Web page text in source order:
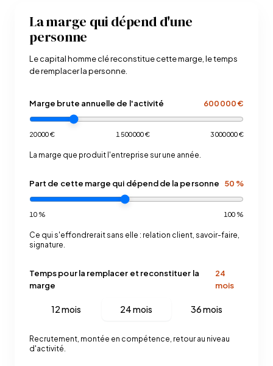
La marge qui dépend d'une
personne
Le capital homme clé reconstitue cette marge, le temps
de remplacer la personne.
Marge brute annuelle de l'activité 600 000 €
20 000 € 1 500 000 € 3 000 000 €
La marge que produit l'entreprise sur une année.
Part de cette marge qui dépend de la personne 50 %
10 % 100 %
Ce qui s'effondrerait sans elle : relation client, savoir-faire,
signature.
Temps pour la remplacer et reconstituer la
marge
24
mois
12 mois 24 mois 36 mois
Recrutement, montée en compétence, retour au niveau
d'activité.